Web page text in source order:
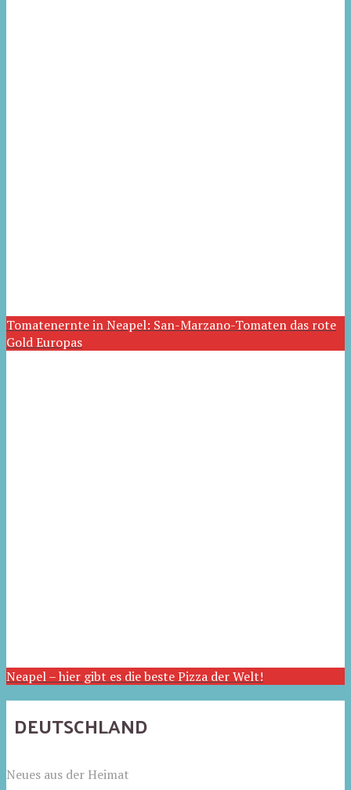
Tomatenernte in Neapel: San-Marzano-Tomaten das rote
Gold Europas
Neapel – hier gibt es die beste Pizza der Welt!
DEUTSCHLAND
Neues aus der Heimat